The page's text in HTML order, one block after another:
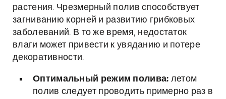
растения. Чрезмерный полив способствует
загниванию корней и развитию грибковых
заболеваний. В то же время, недостаток
влаги может привести к увяданию и потере
декоративности.
Оптимальный режим полива: летом
полив следует проводить примерно раз в